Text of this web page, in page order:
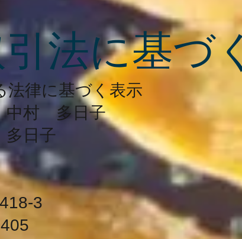
法に基づ
法律に基づく表示
村 多日子
日子
3